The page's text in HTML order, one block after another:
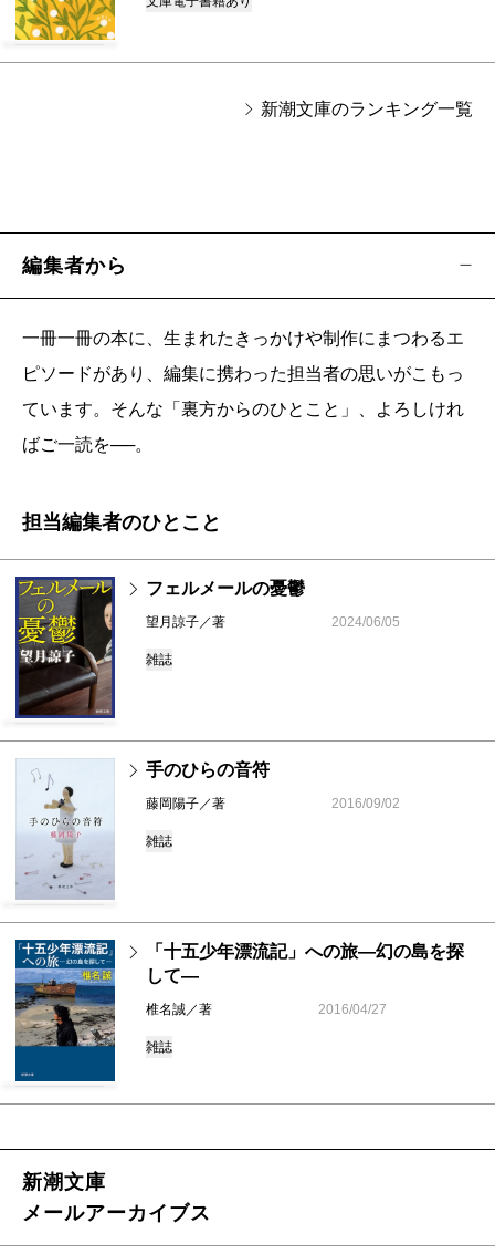
新潮文庫のランキング一覧
編集者から
一冊一冊の本に、生まれたきっかけや制作にまつわるエ
ピソードがあり、編集に携わった担当者の思いがこもっ
ています。そんな「裏方からのひとこと」、よろしけれ
ばご一読を──。
担当編集者のひとこと
フェルメールの憂鬱
望月諒子／著 2024/06/05
雑誌
手のひらの音符
藤岡陽子／著 2016/09/02
雑誌
「十五少年漂流記」への旅―幻の島を探
して―
椎名誠／著 2016/04/27
雑誌
新潮文庫
メールアーカイブス